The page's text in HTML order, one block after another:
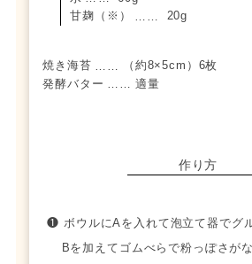
甘麹（※）
…… 20g
焼き海苔
（約8×5cm）6枚
発酵バター …… 適量
作り方
❶ ボウルにAを入れて泡立て器でグ
Bを加えてゴムべらで粉っぽさが